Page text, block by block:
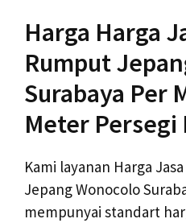
Harga Harga
Rumput
Surabaya Per
Meter Persegi
Kami layanan Harga
Jepang Wonocolo
mempunyai standart